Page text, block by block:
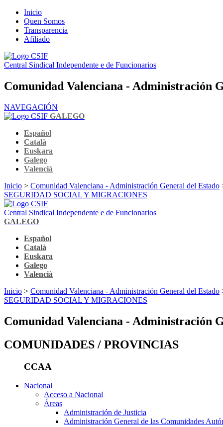
Inicio
Quen Somos
Transparencia
Afiliado
Central Sindical Independente e de Funcionarios
Comunidad Valenciana - Administración
NAVEGACIÓN
GALEGO
Español
Català
Euskara
Galego
Valencià
Inicio > Comunidad Valenciana - Administración General del Estado
SEGURIDAD SOCIAL Y MIGRACIONES
Central Sindical Independente e de Funcionarios
GALEGO
Español
Català
Euskara
Galego
Valencià
Inicio > Comunidad Valenciana - Administración General del Estado
SEGURIDAD SOCIAL Y MIGRACIONES
Comunidad Valenciana - Administración
COMUNIDADES / PROVINCIAS
CCAA
Nacional
Acceso a Nacional
Áreas
Administración de Justicia
Administración General de las Comunidades